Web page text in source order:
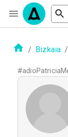
/ Bizkaia /
#